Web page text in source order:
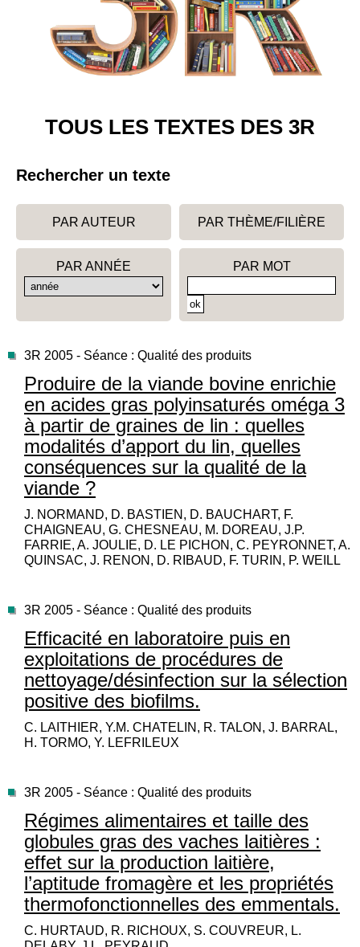
TOUS LES TEXTES DES 3R
Rechercher un texte
PAR AUTEUR PAR THÈME/FILIÈRE
PAR ANNÉE PAR MOT
3R 2005 - Séance : Qualité des produits
Produire de la viande bovine enrichie
en acides gras polyinsaturés oméga 3
à partir de graines de lin : quelles
modalités d’apport du lin, quelles
conséquences sur la qualité de la
viande ?
J. NORMAND, D. BASTIEN, D. BAUCHART, F.
CHAIGNEAU, G. CHESNEAU, M. DOREAU, J.P.
FARRIE, A. JOULIE, D. LE PICHON, C. PEYRONNET, A.
QUINSAC, J. RENON, D. RIBAUD, F. TURIN, P. WEILL
3R 2005 - Séance : Qualité des produits
Efficacité en laboratoire puis en
exploitations de procédures de
nettoyage/désinfection sur la sélection
positive des biofilms.
C. LAITHIER, Y.M. CHATELIN, R. TALON, J. BARRAL,
H. TORMO, Y. LEFRILEUX
3R 2005 - Séance : Qualité des produits
Régimes alimentaires et taille des
globules gras des vaches laitières :
effet sur la production laitière,
l’aptitude fromagère et les propriétés
thermofonctionnelles des emmentals.
C. HURTAUD, R. RICHOUX, S. COUVREUR, L.